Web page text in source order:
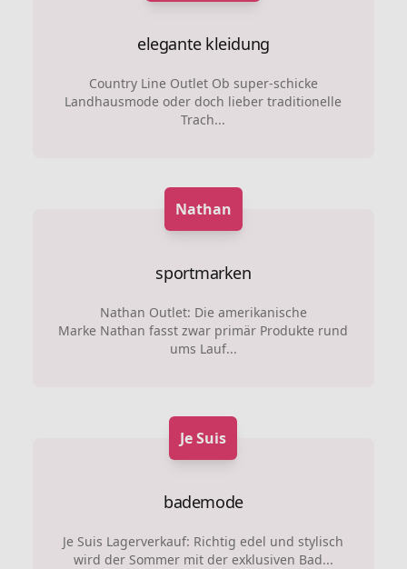
elegante kleidung
Country Line Outlet Ob super-schicke
Landhausmode oder doch lieber traditionelle
Trach...
Nathan
sportmarken
Nathan Outlet: Die amerikanische
Marke Nathan fasst zwar primär Produkte rund
ums Lauf...
Je Suis
bademode
Je Suis Lagerverkauf: Richtig edel und stylisch
wird der Sommer mit der exklusiven Bad...